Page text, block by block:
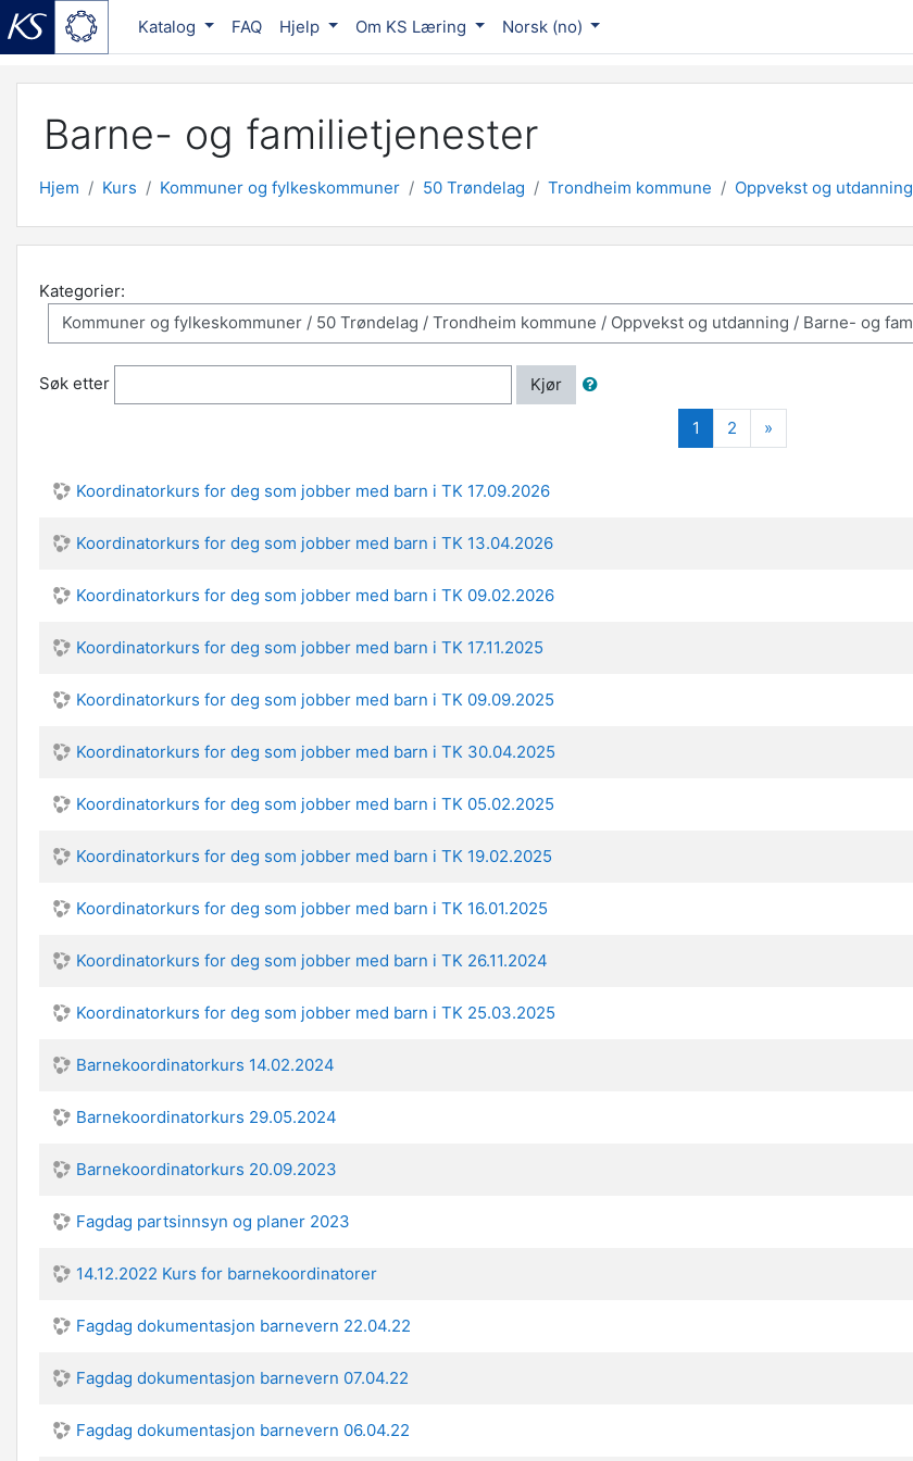
Katalog FAQ Hjelp Om KS Læring Norsk ‎(no)‎
Barne- og familietjenester
Hjem Kurs Kommuner og fylkeskommuner 50 Trøndelag Trondheim kommune Oppvekst og utdanning
Kategorier:
Søk etter Kjør
1 (nåværende)
2 »Neste
Koordinatorkurs for deg som jobber med barn i TK 17.09.2026
Koordinatorkurs for deg som jobber med barn i TK 13.04.2026
Koordinatorkurs for deg som jobber med barn i TK 09.02.2026
Koordinatorkurs for deg som jobber med barn i TK 17.11.2025
Koordinatorkurs for deg som jobber med barn i TK 09.09.2025
Koordinatorkurs for deg som jobber med barn i TK 30.04.2025
Koordinatorkurs for deg som jobber med barn i TK 05.02.2025
Koordinatorkurs for deg som jobber med barn i TK 19.02.2025
Koordinatorkurs for deg som jobber med barn i TK 16.01.2025
Koordinatorkurs for deg som jobber med barn i TK 26.11.2024
Koordinatorkurs for deg som jobber med barn i TK 25.03.2025
Barnekoordinatorkurs 14.02.2024
Barnekoordinatorkurs 29.05.2024
Barnekoordinatorkurs 20.09.2023
Fagdag partsinnsyn og planer 2023
14.12.2022 Kurs for barnekoordinatorer
Fagdag dokumentasjon barnevern 22.04.22
Fagdag dokumentasjon barnevern 07.04.22
Fagdag dokumentasjon barnevern 06.04.22